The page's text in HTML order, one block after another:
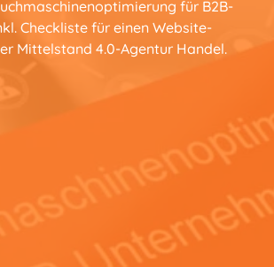
für B2B-
Checkliste für einen Website-
Mittelstand 4.0-Agentur Handel.